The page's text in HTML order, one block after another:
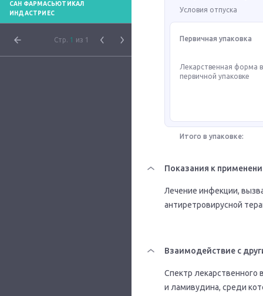
САН ФАРМАСЬЮТИКАЛ
ИНДАСТРИЕС
Стр. 1 из 1
Условия отпуска
Первичная упаковка
Лекарственная форма
первичной упаковке
Итого в упаковке:
Показания к
Лечение инфекции,
антиретровирусной
Взаимодействие с
Спектр лекарственного
и ламивудина, среди